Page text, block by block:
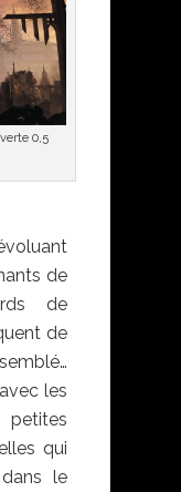
0,5
de
de
de
les
qui
dans le